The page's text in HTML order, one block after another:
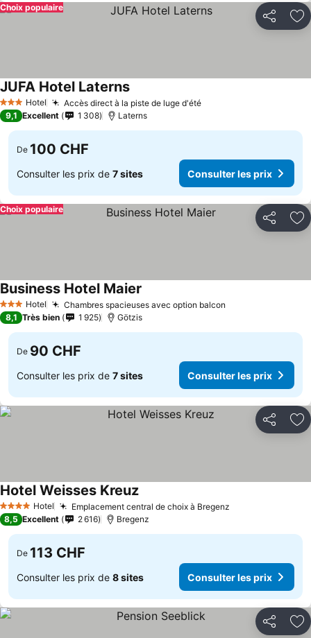
Partager
Choix populaire
3 ÉtoilesHotel Accès direct à la piste de luge d'été
JUFA Hotel Laterns
9,1 Excellent 1 308 Laterns
De 100 CHF
Consulter les prix de 7 sites Consulter les prix
Partager
Choix populaire
3 ÉtoilesHotel Chambres spacieuses avec option balcon
Business Hotel Maier
8,1 Très bien 1 925 Götzis
De 90 CHF
Consulter les prix de 7 sites Consulter les prix
Partager
4 Étoiles Hotel Emplacement central de choix à Bregenz
Hotel Weisses Kreuz
8,5 Excellent 2 616 Bregenz
De 113 CHF
Consulter les prix de 8 sites Consulter les prix
Partager